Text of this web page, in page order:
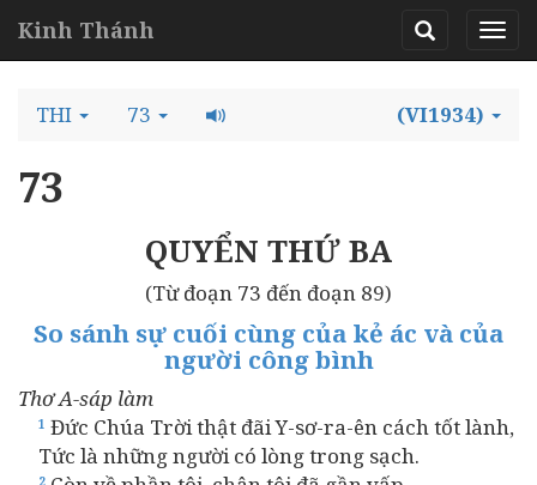
Kinh Thánh
THI 73 (VI1934)
73
QUYỂN THỨ BA
(Từ đoạn 73 đến đoạn 89)
So sánh sự cuối cùng của kẻ ác và của
người công bình
Thơ A-sáp làm
1 Đức Chúa Trời thật đãi Y-sơ-ra-ên cách tốt lành,
Tức là những người có lòng trong sạch.
2